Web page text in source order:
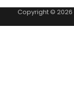
Copyright © 2026